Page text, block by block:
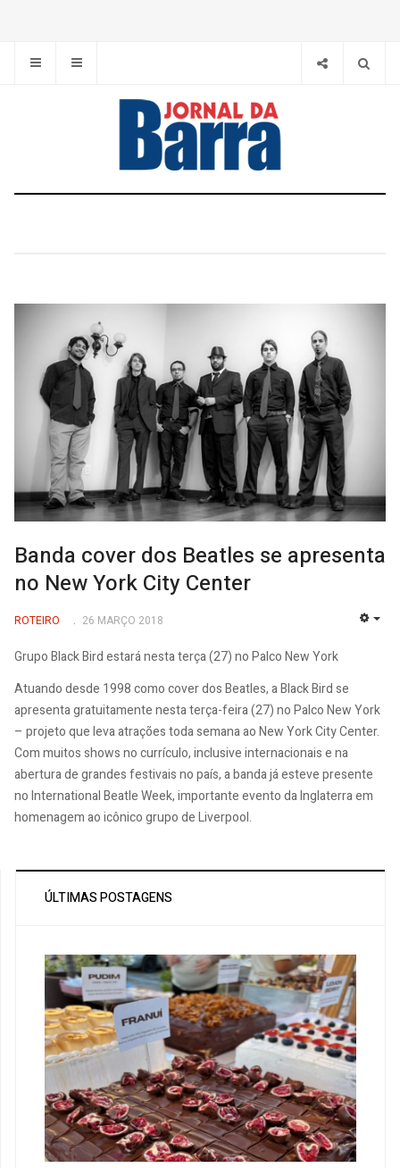
Banda cover dos Beatles se apresenta
no New York City Center
ROTEIRO 26 MARÇO 2018
Grupo Black Bird estará nesta terça (27) no Palco New York
Atuando desde 1998 como cover dos Beatles, a Black Bird se
apresenta gratuitamente nesta terça-feira (27) no Palco New York
– projeto que leva atrações toda semana ao New York City Center.
Com muitos shows no currículo, inclusive internacionais e na
abertura de grandes festivais no país, a banda já esteve presente
no International Beatle Week, importante evento da Inglaterra em
homenagem ao icônico grupo de Liverpool.
ÚLTIMAS POSTAGENS